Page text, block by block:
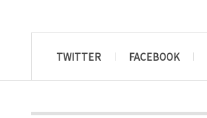
TWITTER FACEBOOK